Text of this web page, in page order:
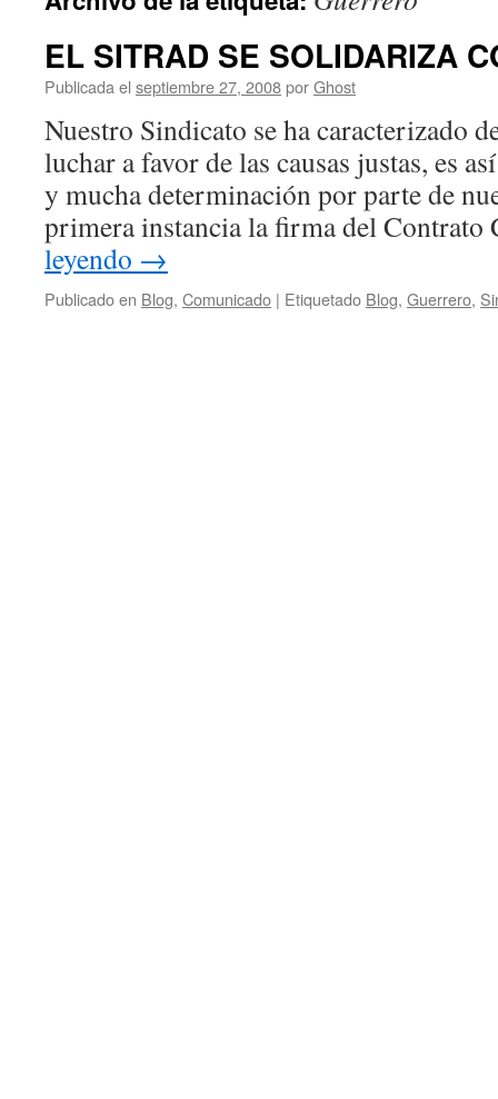
EL SITRAD SE SOLIDARIZA
Publicada el septiembre 27, 2008porGhost
Nuestro Sindicato se ha caracterizado
luchar a favor de las causas justas, es
y mucha determinación por parte de
primera instancia la firma del
leyendo →
Publicado en Blog, Comunicado | Etiquetado Blog, Guerrero,